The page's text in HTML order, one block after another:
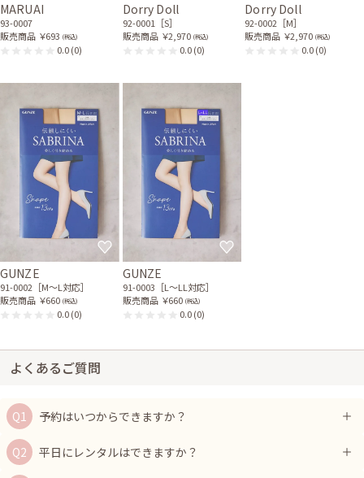
MARUAI
93-0007
販売商品 ￥693 (税込)
0.0(0)
Dorry Doll
92-0001［S］
販売商品 ￥2,970 (税込)
0.0(0)
Dorry Doll
92-0002［M］
販売商品 ￥2,970 (税込)
0.0(0)
GUNZE
91-0002［M〜L対応］
販売商品 ￥660 (税込)
0.0(0)
GUNZE
91-0003［L〜LL対応］
販売商品 ￥660 (税込)
0.0(0)
よくあるご質問
予約はいつからできますか？
平日にレンタルはできますか？